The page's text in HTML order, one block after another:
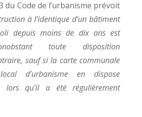
du Code de l’urbanisme prévoit
à l’identique d’un bâtiment
depuis moins de dix ans est
toute disposition
sauf si la carte communale
d’urbanisme en dispose
lors qu’il a été régulièrement